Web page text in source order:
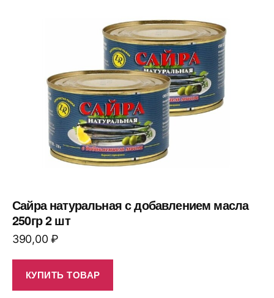
Сайра натуральная с добавлением масла
250гр 2 шт
390,00₽
КУПИТЬ ТОВАР